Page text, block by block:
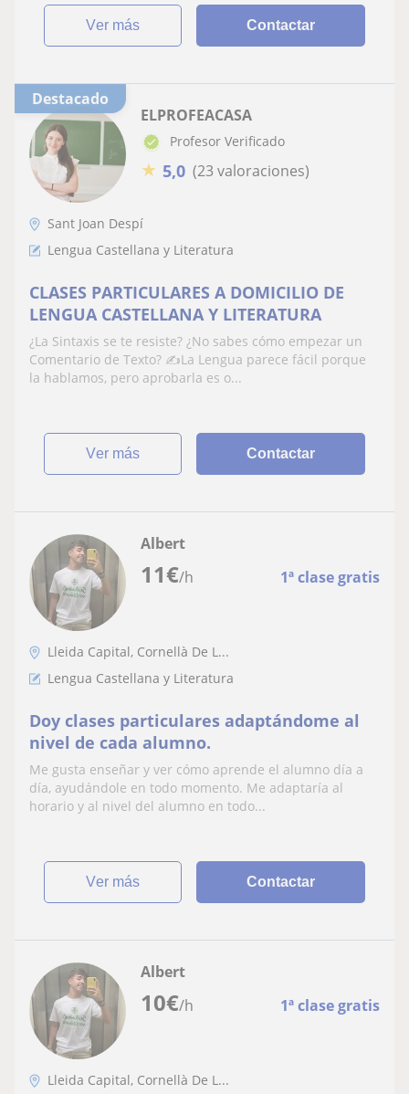
ver más Contactar
Destacado
ELPROFEACASA
Profesor Verificado
★ 5,0 (23 valoraciones)
Sant Joan Despí
Lengua Castellana y Literatura
CLASES PARTICULARES A DOMICILIO DE
LENGUA CASTELLANA Y LITERATURA
¿La Sintaxis se te resiste? ¿No sabes cómo empezar un
Comentario de Texto? ✍️La Lengua parece fácil porque
la hablamos, pero aprobarla es o...
ver más Contactar
11€/h 1ª clase gratis
Albert
Lleida Capital, Cornellà De L...
Lengua Castellana y Literatura
Doy clases particulares adaptándome al
nivel de cada alumno.
Me gusta enseñar y ver cómo aprende el alumno día a
día, ayudándole en todo momento. Me adaptaría al
horario y al nivel del alumno en todo...
ver más Contactar
10€/h 1ª clase gratis
Albert
Lleida Capital, Cornellà De L...